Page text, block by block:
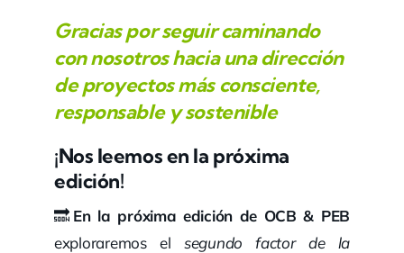
Gracias por seguir caminando
con nosotros hacia una dirección
de proyectos más consciente,
responsable y sostenible
¡Nos leemos en la próxima
edición!
🔜 En la próxima edición de OCB & PEB
exploraremos el segundo factor de la